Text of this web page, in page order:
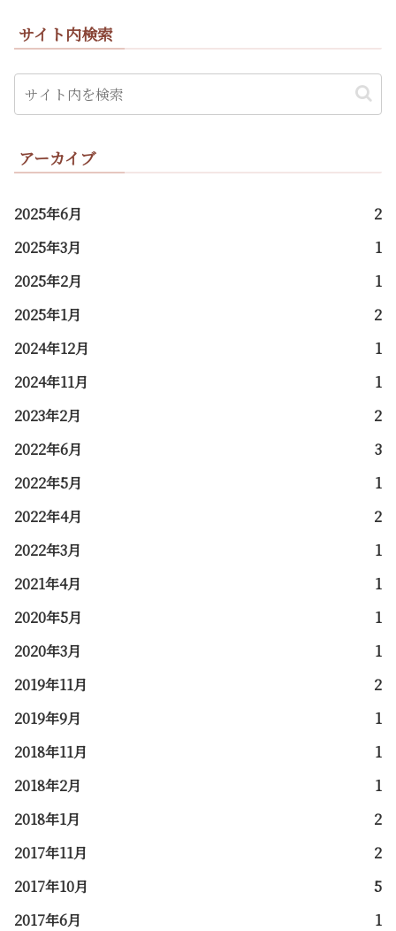
サイト内検索
アーカイブ
2025年6月
2
2025年3月
1
2025年2月
1
2025年1月
2
2024年12月
1
2024年11月
1
2023年2月
2
2022年6月
3
2022年5月
1
2022年4月
2
2022年3月
1
2021年4月
1
2020年5月
1
2020年3月
1
2019年11月
2
2019年9月
1
2018年11月
1
2018年2月
1
2018年1月
2
2017年11月
2
2017年10月
5
2017年6月
1